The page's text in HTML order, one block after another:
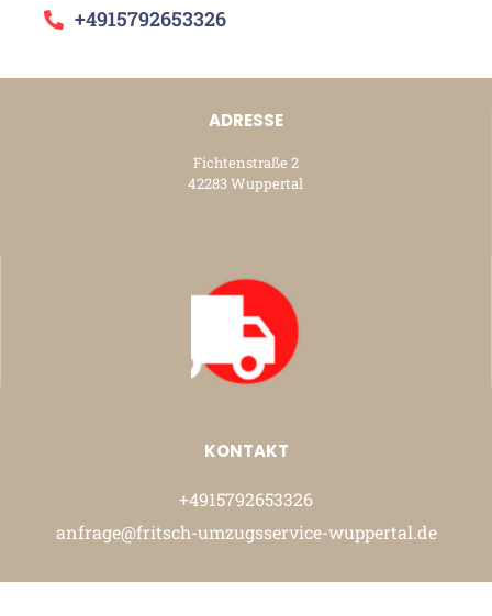
+4915792653326
ADRESSE
Fichtenstraße 2
42283 Wuppertal
KONTAKT
+4915792653326
anfrage@fritsch-umzugsservice-wuppertal.de